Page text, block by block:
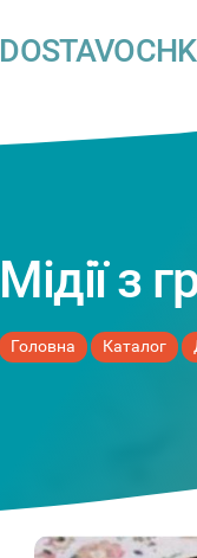
Мідії з
Головна Каталог